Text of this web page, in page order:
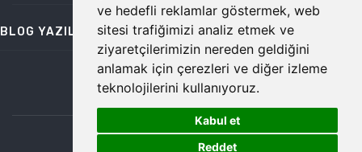
ve hedefli reklamlar göstermek, web
sitesi trafiğimizi analiz etmek ve
ziyaretçilerimizin nereden geldiğini
anlamak için çerezleri ve diğer izleme
teknolojilerini kullanıyoruz.
Kabul et
Reddet
BLOG YAZILARI
bilgi@temiz.co
©2026 Temiz, Her Hakkı Saklıdır.